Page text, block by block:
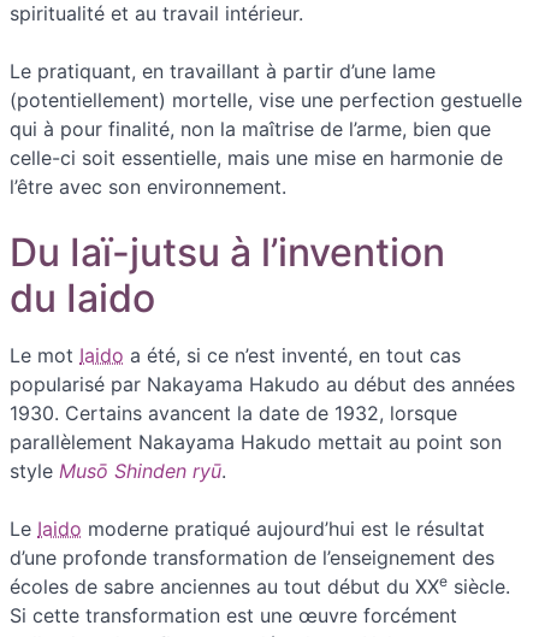
spiritualité et au travail intérieur.
Le pratiquant, en travaillant à partir d’une lame
(potentiellement) mortelle, vise une perfection gestuelle
qui à pour finalité, non la maîtrise de l’arme, bien que
celle-ci soit essentielle, mais une mise en harmonie de
l’être avec son environnement.
Du Iaï-jutsu à l’invention
du Iaido
Le mot Iaido a été, si ce n’est inventé, en tout cas
popularisé par Nakayama Hakudo au début des années
1930. Certains avancent la date de 1932, lorsque
parallèlement Nakayama Hakudo mettait au point son
style Musō Shinden ryū.
Le Iaido moderne pratiqué aujourd’hui est le résultat
d’une profonde transformation de l’enseignement des
écoles de sabre anciennes au tout début du XXe siècle.
Si cette transformation est une œuvre forcément